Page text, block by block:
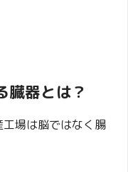
臓器とは？
場は脳ではなく腸